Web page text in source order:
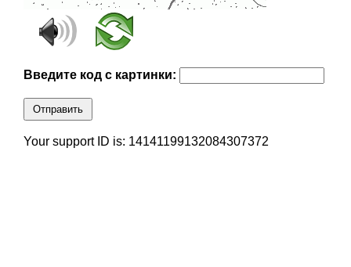
Введите код с картинки:
Отправить
Your support ID is: 14141199132084307372